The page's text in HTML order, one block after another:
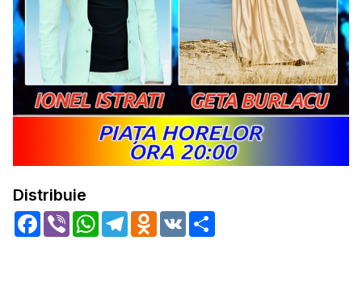
Distribuie
Facebook
Viber WhatsApp
TelegramOdnoklassniki
VK